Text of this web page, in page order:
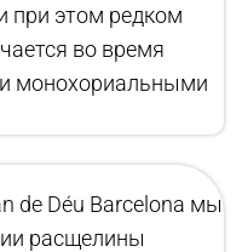
при этом редком
во время
монохориальными
de Déu Barcelona мы
расщелины